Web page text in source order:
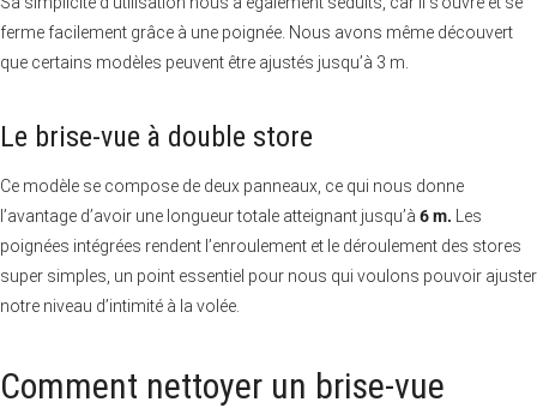
ferme facilement grâce à une poignée. Nous avons même découvert
que certains modèles peuvent être ajustés jusqu’à 3 m.
Le brise-vue à double store
Ce modèle se compose de deux panneaux, ce qui nous donne
l’avantage d’avoir une longueur totale atteignant jusqu’à 6 m. Les
poignées intégrées rendent l’enroulement et le déroulement des stores
super simples, un point essentiel pour nous qui voulons pouvoir ajuster
notre niveau d’intimité à la volée.
Comment nettoyer un brise-vue